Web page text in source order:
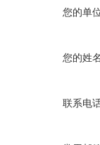
您的单
您的姓
联系电